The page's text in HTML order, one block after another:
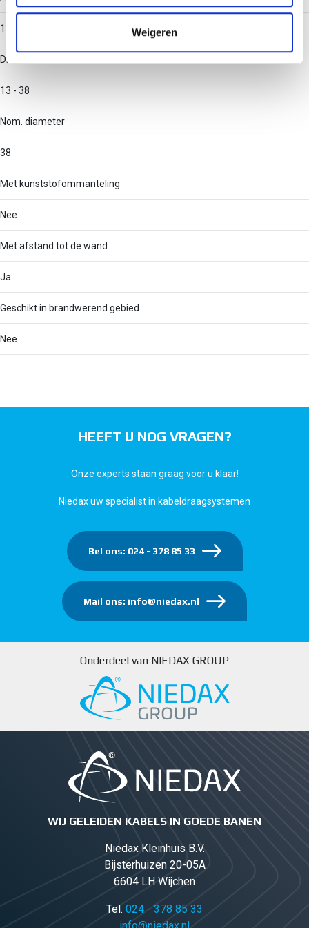
verzameld op basis van uw gebruik van hun services.
Weigeren
1
Diameter
13 - 38
Nom. diameter
38
Met kunststofommanteling
Nee
Met afstand tot de wand
Ja
Geschikt in brandwerend gebied
Nee
HEEFT U NOG VRAGEN?
Onze experts staan graag voor u klaar!
Niedax uw specialist in kabeldraagsystemen
Bel ons: 024 - 378 85 33
Mail ons: info@niedax.nl
Onderdeel van NIEDAX GROUP
WIJ GELEIDEN KABELS IN GOEDE BANEN
Niedax Kleinhuis B.V.
Bijsterhuizen 20-05A
6604 LH Wijchen
Tel. 024 - 378 85 33